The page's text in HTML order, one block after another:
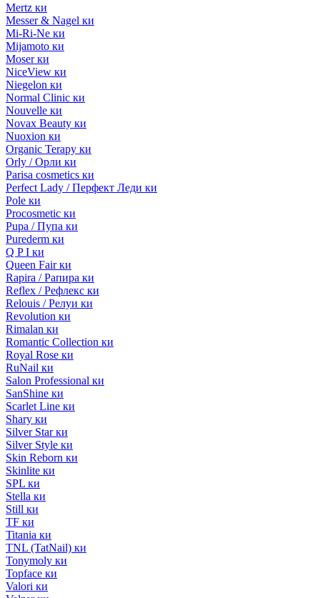
Mertz ки
Messer & Nagel ки
Mi-Ri-Ne ки
Mijamoto ки
Moser ки
NiceView ки
Niegelon ки
Normal Clinic ки
Nouvelle ки
Novax Beauty ки
Nuoxion ки
Organic Terapy ки
Orly / Орли ки
Parisa cosmetics ки
Perfect Lady / Перфект Леди ки
Pole ки
Procosmetic ки
Pupa / Пупа ки
Purederm ки
Q P I ки
Queen Fair ки
Rapira / Рапира ки
Reflex / Рефлекс ки
Relouis / Релуи ки
Revolution ки
Rimalan ки
Romantic Collection ки
Royal Rose ки
RuNail ки
Salon Professional ки
SanShine ки
Scarlet Line ки
Shary ки
Silver Star ки
Silver Style ки
Skin Reborn ки
Skinlite ки
SPL ки
Stella ки
Still ки
TF ки
Titania ки
TNL (TatNail) ки
Tonymoly ки
Topface ки
Valori ки